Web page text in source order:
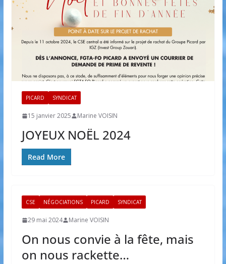
PICARD SYNDICAT
15 janvier 2025 Marine VOISIN
JOYEUX NOËL 2024
Read More
CSE NÉGOCIATIONS PICARD SYNDICAT
29 mai 2024 Marine VOISIN
On nous convie à la fête, mais
on nous rackette…